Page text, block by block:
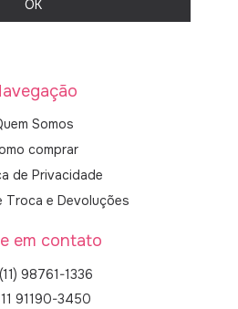
Somos
comprar
de Privacidade
Troca e Devoluções
em contato
(11) 98761-1336
11 91190-3450